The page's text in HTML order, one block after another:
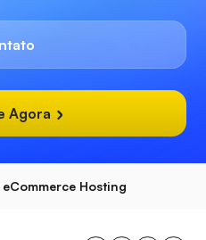
Agora
eCommerce Hosting